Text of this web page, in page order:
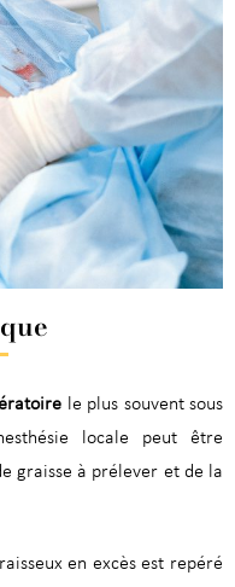
le plus souvent sous
locale peut être
graisse à prélever et de la
en excès est repéré